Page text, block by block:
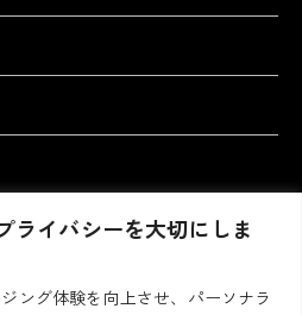
ライバシーを大切にしま
ング体験を向上させ、パーソナラ